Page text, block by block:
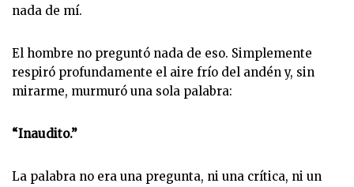
nada de mí.
El hombre no preguntó nada de eso. Simplemente
respiró profundamente el aire frío del andén y, sin
mirarme, murmuró una sola palabra:
“Inaudito.”
La palabra no era una pregunta, ni una crítica, ni un